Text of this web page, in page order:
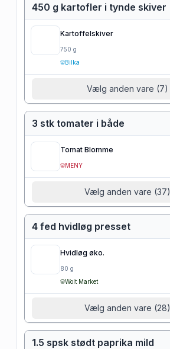
450 g kartofler i tynde skiver
Kartoffelskiver
750 g
Bilka
Vælg anden vare (7)
3 stk tomater i både
Tomat Blomme
MENY
Vælg anden vare (37)
4 fed hvidløg presset
Hvidløg øko.
80 g
Wolt Market
Vælg anden vare (28)
1.5 spsk stødt paprika mild